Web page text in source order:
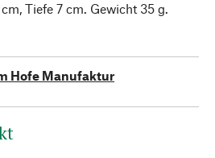
Tiefe 7 cm. Gewicht 35 g.
Hofe Manufaktur